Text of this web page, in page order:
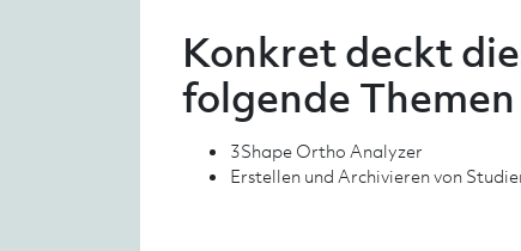
Konkret deckt
folgende
3Shape Ortho Analyzer
Erstellen und Archivieren von